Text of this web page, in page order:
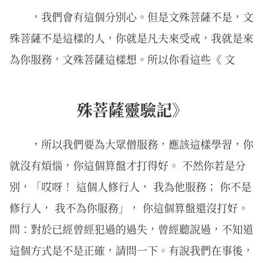
，我們會有這個分別心。但是文殊菩薩不是，文
殊菩薩不是這樣的人，你就是凡夫來受戒，我就是來
為你服務，文殊菩薩這樣想。所以你看這些《 文
殊菩薩靈驗記》
，所以我們要為大眾僧服務，應該這樣學習，你
就沒有煩惱，你這個算盤才打得好。 不然你若是分
別，「哎呀！ 這個人修行人， 我為他服務； 你不是
修行人， 我不為你服務」， 你這個算盤還沒打好。
問：對於已經曾經犯過的過失，曾經聽說過，不知道
這個方式是不是正確，請問一下。有說我們在事後，